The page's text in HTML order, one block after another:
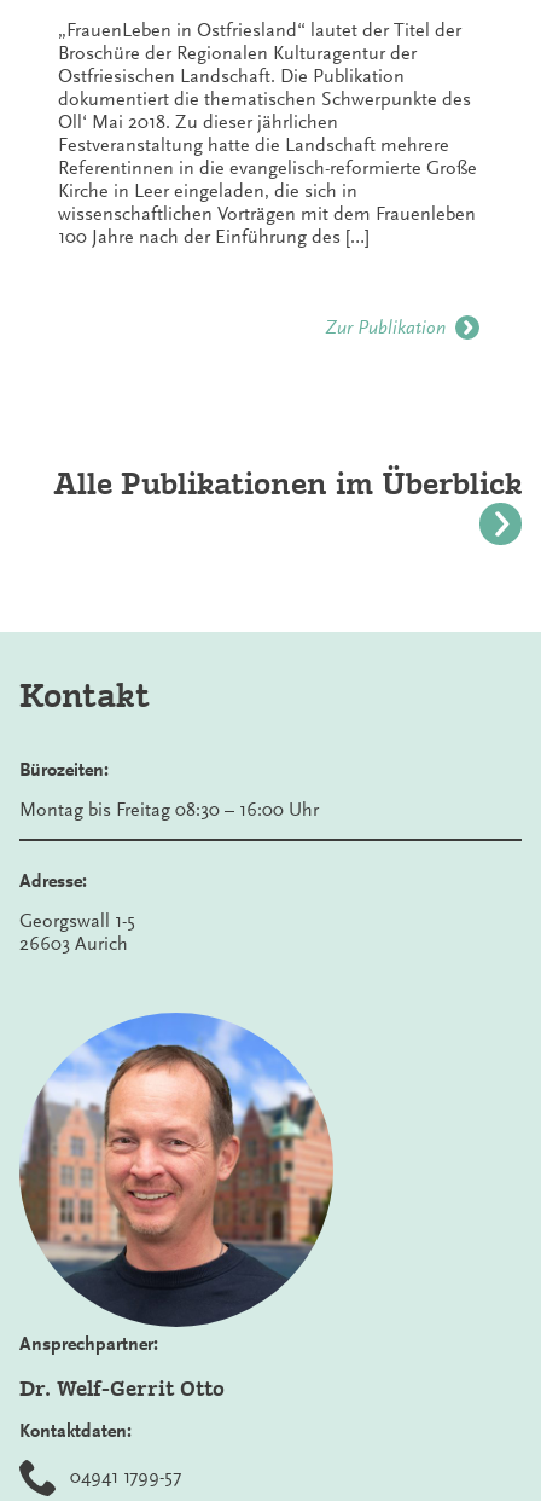
„FrauenLeben in Ostfriesland“ lautet der Titel der
Broschüre der Regionalen Kulturagentur der
Ostfriesischen Landschaft. Die Publikation
dokumentiert die thematischen Schwerpunkte des
Oll‘ Mai 2018. Zu dieser jährlichen
Festveranstaltung hatte die Landschaft mehrere
Referentinnen in die evangelisch-reformierte Große
Kirche in Leer eingeladen, die sich in
wissenschaftlichen Vorträgen mit dem Frauenleben
100 Jahre nach der Einführung des […]
Zur Publikation
Alle Publikationen im Überblick
Kontakt
Bürozeiten:
Montag bis Freitag 08:30 – 16:00 Uhr
Adresse:
Georgswall 1-5
26603 Aurich
Ansprechpartner:
Dr. Welf-Gerrit Otto
Kontaktdaten:
04941 1799-57